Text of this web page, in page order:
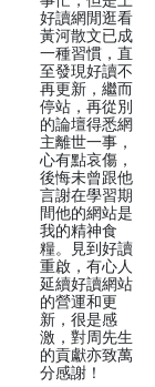
好讀網閒逛看
黃河散文已成
一種習慣，直
至發現好讀不
再更新，繼而
停站，再從別
的論壇得悉網
主離世一事，
心有點哀傷，
後悔未曾跟他
言謝在學習期
間他的網站是
我的精神食
糧。見到好讀
重啟，有心人
延續好讀網站
的營運和更
新，很是感
激，對周先生
的貢獻亦致萬
分感謝！